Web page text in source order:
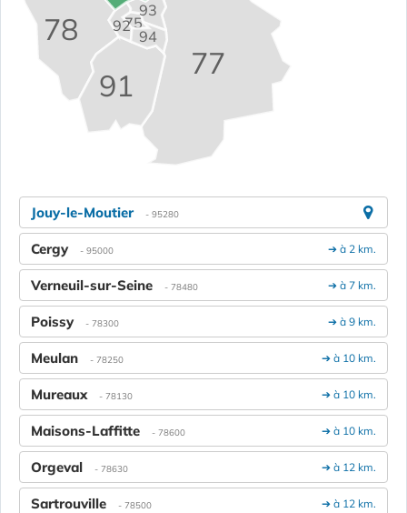
75
77
78
91
92
93
94
Jouy-le-Moutier - 95280
➔ à 2 km.
Cergy - 95000
➔ à 7 km.
Verneuil-sur-Seine - 78480
➔ à 9 km.
Poissy - 78300
➔ à 10 km.
Meulan - 78250
➔ à 10 km.
Mureaux - 78130
➔ à 10 km.
Maisons-Laffitte - 78600
➔ à 12 km.
Orgeval - 78630
➔ à 12 km.
Sartrouville - 78500